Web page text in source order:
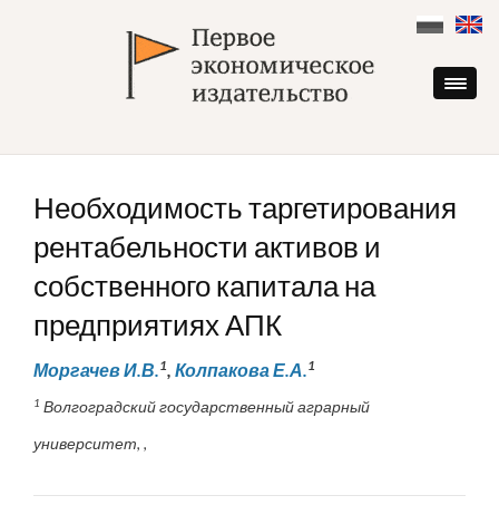
content
Необходимость таргетирования
рентабельности активов и
собственного капитала на
предприятиях АПК
Моргачев И.В.1, Колпакова Е.А.1
1 Волгоградский государственный аграрный
университет, ,